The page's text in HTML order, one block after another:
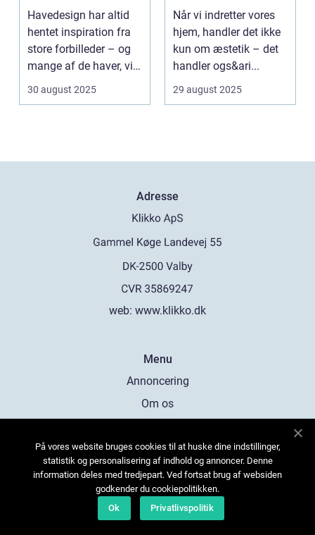
Havedesign har altid
hentet inspiration fra
store forbilleder – og
mange af de haver, vi
kende...
30 august 2025
boligindretning
Når vi indretter vores
hjem, handler det ikke
kun om æstetik – det
handler ogs&ari...
29 august 2025
Adresse
web: www.klikko.dk
Menu
Annoncering
Om os
Kontakt os
Sitemap
På vores website bruges cookies til at huske dine indstillinger,
statistik og personalisering af indhold og annoncer. Denne
information deles med tredjepart. Ved fortsat brug af websiden
godkender du cookiepolitikken.
Ok
Privatlivspolitik